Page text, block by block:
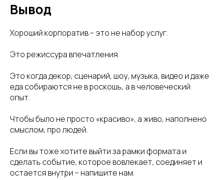
Вывод
Хороший корпоратив – это не набор услуг.
Это режиссура впечатления.
Это когда декор, сценарий, шоу, музыка, видео и даже
еда собираются не в роскошь, а в человеческий
опыт.
Чтобы было не просто «красиво», а живо, наполнено
смыслом, про людей.
Если вы тоже хотите выйти за рамки формата и
сделать событие, которое вовлекает, соединяет и
остается внутри – напишите нам.